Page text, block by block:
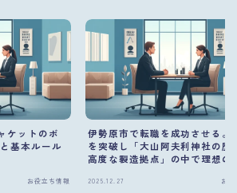
ケットのボ
基本ルール
お役立ち情報
伊勢原市で転職を成功させる。
を突破し「大山阿夫利神社の歴
高度な製造拠点」の中で理想の
2025.12.27 お